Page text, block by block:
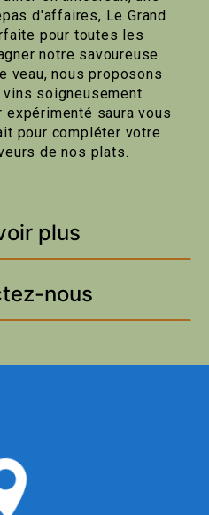
d'affaires, Le Grand
pour toutes les
notre savoureuse
veau, nous proposons
soigneusement
saura vous
pour compléter votre
de nos plats.
plus
nous